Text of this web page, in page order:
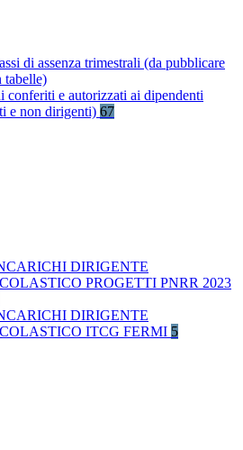
di assenza trimestrali (da pubblicare
tabelle)
conferiti e autorizzati ai dipendenti
e non dirigenti) 67
DIRIGENTE
PROGETTI PNRR 2023
DIRIGENTE
ITCG FERMI 5